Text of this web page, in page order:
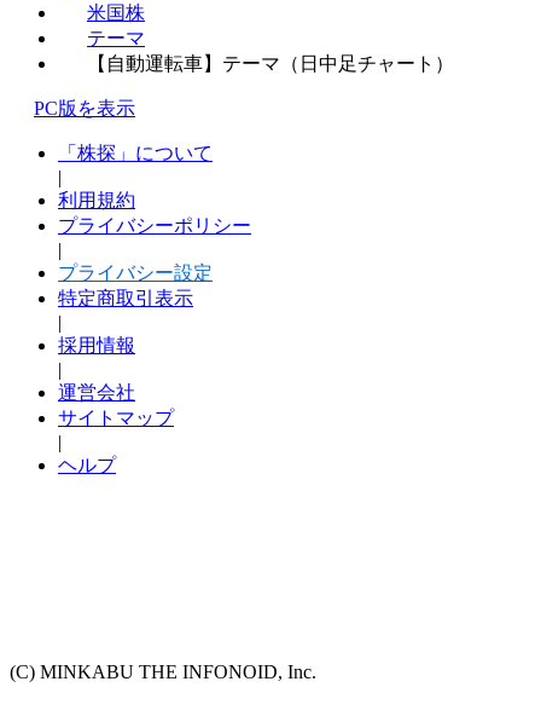
米国株
テーマ
【自動運転車】テーマ（日中足チャート）
PC版を表示
「株探」について
|
利用規約
プライバシーポリシー
|
プライバシー設定
特定商取引表示
|
採用情報
|
運営会社
サイトマップ
|
ヘルプ
(C) MINKABU THE INFONOID, Inc.